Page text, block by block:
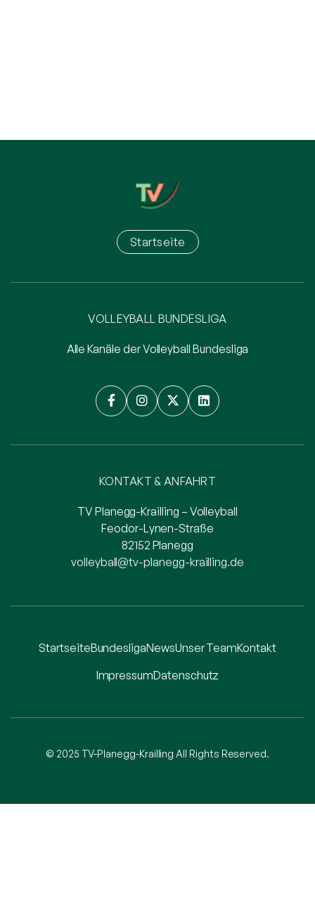
VOLLEYBALL BUNDESLIGA
Alle Kanäle der Volleyball Bundesliga
   
Startseite
KONTAKT & ANFAHRT
TV Planegg-Krailling – Volleyball
Feodor-Lynen-Straße
82152 Planegg
volleyball@tv-planegg-krailling.de
StartseiteBundesligaNewsUnser TeamKontakt
ImpressumDatenschutz
© 2025 TV-Planegg-Krailling All Rights Reserved.